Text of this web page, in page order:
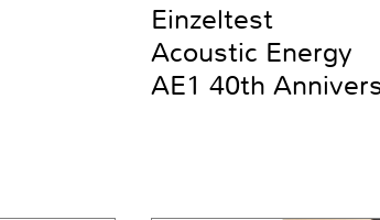
Einzeltest
Acoustic Energy
AE1 40th